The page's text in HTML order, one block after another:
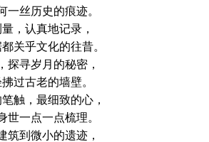
一丝历史的痕迹。
，认真地记录，
关乎文化的往昔。
探寻岁月的秘密，
过古老的墙壁。
触，最细致的心，
世一点一点梳理。
筑到微小的遗迹，